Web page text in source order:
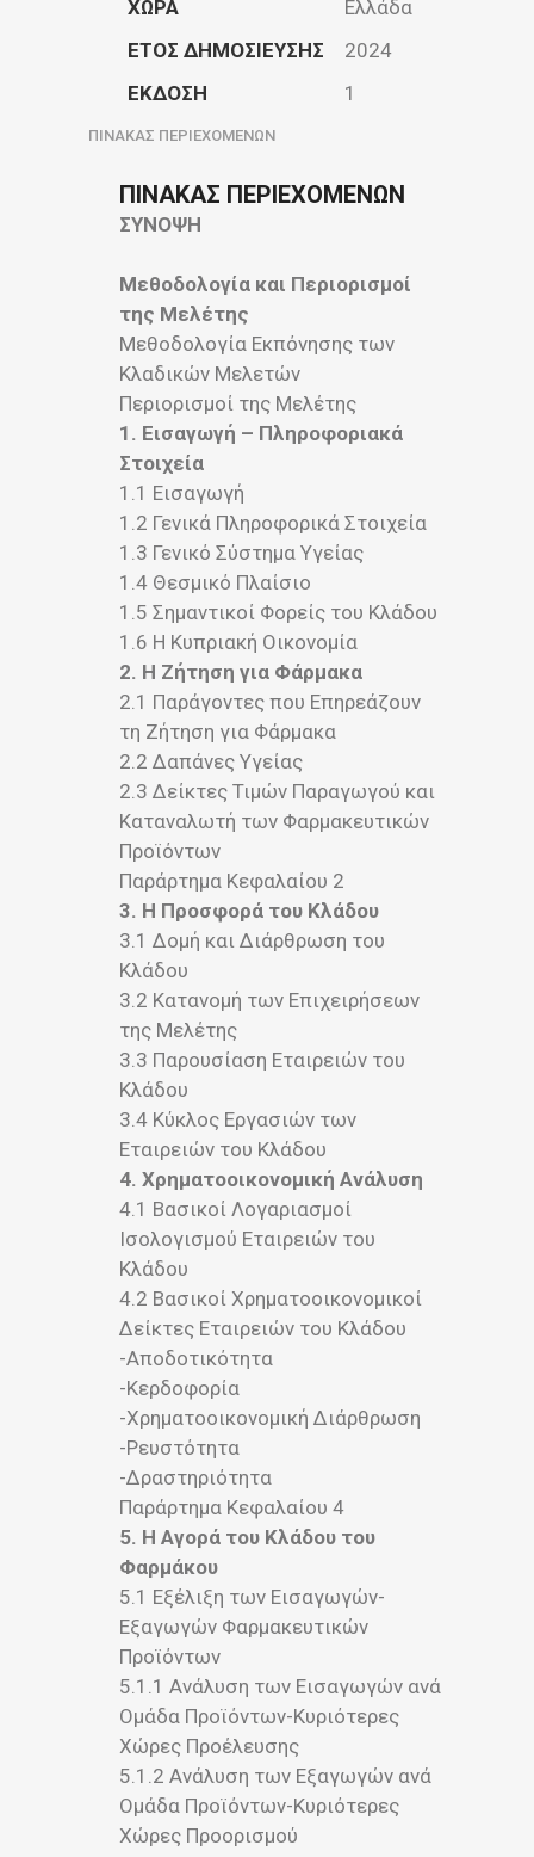
ΧΩΡΑ
Ελλάδα
ΕΤΟΣ ΔΗΜΟΣΙΕΥΣΗΣ
2024
ΕΚΔΟΣΗ
1
ΠΙΝΑΚΑΣ ΠΕΡΙΕΧΟΜΕΝΩΝ
ΠΙΝΑΚΑΣ ΠΕΡΙΕΧΟΜΕΝΩΝ
ΣΥΝΟΨΗ
Μεθοδολογία και Περιορισμοί
της Μελέτης
Μεθοδολογία Εκπόνησης των
Κλαδικών Μελετών
Περιορισμοί της Μελέτης
1. Εισαγωγή – Πληροφοριακά
Στοιχεία
1.1 Εισαγωγή
1.2 Γενικά Πληροφορικά Στοιχεία
1.3 Γενικό Σύστημα Υγείας
1.4 Θεσμικό Πλαίσιο
1.5 Σημαντικοί Φορείς του Κλάδου
1.6 Η Κυπριακή Οικονομία
2. Η Ζήτηση για Φάρμακα
2.1 Παράγοντες που Επηρεάζουν
τη Ζήτηση για Φάρμακα
2.2 Δαπάνες Υγείας
2.3 Δείκτες Τιμών Παραγωγού και
Καταναλωτή των Φαρμακευτικών
Προϊόντων
Παράρτημα Κεφαλαίου 2
3. Η Προσφορά του Κλάδου
3.1 Δομή και Διάρθρωση του
Κλάδου
3.2 Κατανομή των Επιχειρήσεων
της Μελέτης
3.3 Παρουσίαση Εταιρειών του
Κλάδου
3.4 Κύκλος Εργασιών των
Εταιρειών του Κλάδου
4. Χρηματοοικονομική Ανάλυση
4.1 Βασικοί Λογαριασμοί
Ισολογισμού Εταιρειών του
Κλάδου
4.2 Βασικοί Χρηματοοικονομικοί
Δείκτες Εταιρειών του Κλάδου
-Αποδοτικότητα
-Κερδοφορία
-Χρηματοοικονομική Διάρθρωση
-Ρευστότητα
-Δραστηριότητα
Παράρτημα Κεφαλαίου 4
5. H Αγορά του Κλάδου του
Φαρμάκου
5.1 Εξέλιξη των Εισαγωγών-
Εξαγωγών Φαρμακευτικών
Προϊόντων
5.1.1 Ανάλυση των Εισαγωγών ανά
Ομάδα Προϊόντων-Κυριότερες
Χώρες Προέλευσης
5.1.2 Ανάλυση των Εξαγωγών ανά
Ομάδα Προϊόντων-Κυριότερες
Χώρες Προορισμού